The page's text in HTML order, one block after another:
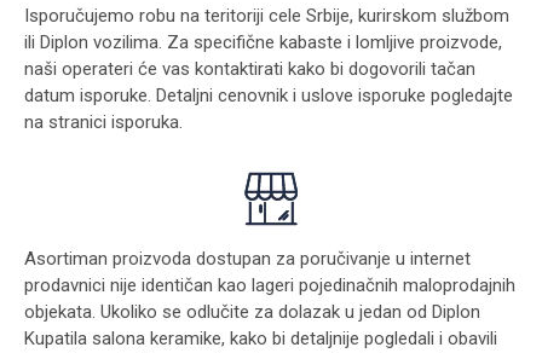
Isporučujemo robu na teritoriji cele Srbije, kurirskom službom
ili Diplon vozilima. Za specifične kabaste i lomljive proizvode,
naši operateri će vas kontaktirati kako bi dogovorili tačan
datum isporuke. Detaljni cenovnik i uslove isporuke pogledajte
na stranici isporuka.
Asortiman proizvoda dostupan za poručivanje u internet
prodavnici nije identičan kao lageri pojedinačnih maloprodajnih
objekata. Ukoliko se odlučite za dolazak u jedan od Diplon
Kupatila salona keramike, kako bi detaljnije pogledali i obavili